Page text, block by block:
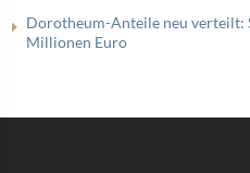
Dorotheum-Anteile neu verteilt:
Millionen Euro